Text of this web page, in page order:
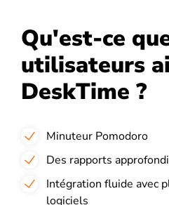
Qu'est-ce
utilisateurs
DeskTime ?
Minuteur Pomodoro
Des rapports
Intégration fluide avec
logiciels